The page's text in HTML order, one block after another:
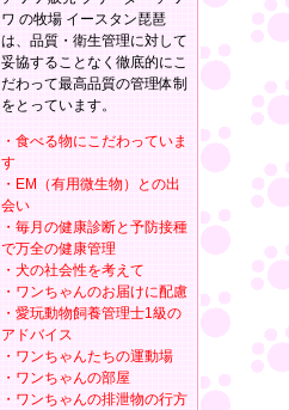
ワ の牧場 イースタン琵琶
は、品質・衛生管理に対して
妥協することなく徹底的にこ
だわって最高品質の管理体制
をとっています。
・食べる物にこだわっていま
す
・EM（有用微生物）との出
会い
・毎月の健康診断と予防接種
で万全の健康管理
・犬の社会性を考えて
・ワンちゃんのお届けに配慮
・愛玩動物飼養管理士1級の
アドバイス
・ワンちゃんたちの運動場
・ワンちゃんの部屋
・ワンちゃんの排泄物の行方